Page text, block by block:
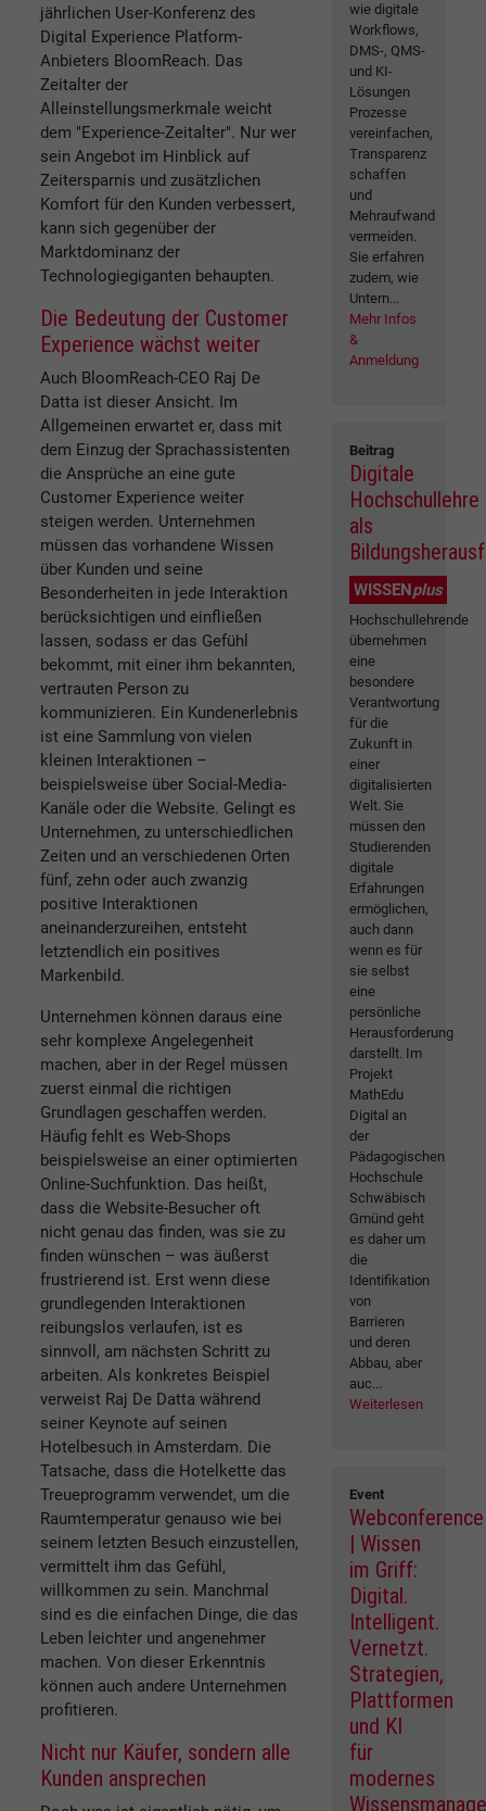
jährlichen User-Konferenz des
Digital Experience Platform-
Anbieters BloomReach. Das
Zeitalter der
Alleinstellungsmerkmale weicht
dem "Experience-Zeitalter". Nur wer
sein Angebot im Hinblick auf
Zeitersparnis und zusätzlichen
Komfort für den Kunden verbessert,
kann sich gegenüber der
Marktdominanz der
Technologiegiganten behaupten.
Die Bedeutung der Customer
Experience wächst weiter
Auch BloomReach-CEO Raj De
Datta ist dieser Ansicht. Im
Allgemeinen erwartet er, dass mit
dem Einzug der Sprachassistenten
die Ansprüche an eine gute
Customer Experience weiter
steigen werden. Unternehmen
müssen das vorhandene Wissen
über Kunden und seine
Besonderheiten in jede Interaktion
berücksichtigen und einfließen
lassen, sodass er das Gefühl
bekommt, mit einer ihm bekannten,
vertrauten Person zu
kommunizieren. Ein Kundenerlebnis
ist eine Sammlung von vielen
kleinen Interaktionen –
beispielsweise über Social-Media-
Kanäle oder die Website. Gelingt es
Unternehmen, zu unterschiedlichen
Zeiten und an verschiedenen Orten
fünf, zehn oder auch zwanzig
positive Interaktionen
aneinanderzureihen, entsteht
letztendlich ein positives
Markenbild.
Unternehmen können daraus eine
sehr komplexe Angelegenheit
machen, aber in der Regel müssen
zuerst einmal die richtigen
Grundlagen geschaffen werden.
Häufig fehlt es Web-Shops
beispielsweise an einer optimierten
Online-Suchfunktion. Das heißt,
dass die Website-Besucher oft
nicht genau das finden, was sie zu
finden wünschen – was äußerst
frustrierend ist. Erst wenn diese
grundlegenden Interaktionen
reibungslos verlaufen, ist es
sinnvoll, am nächsten Schritt zu
arbeiten. Als konkretes Beispiel
verweist Raj De Datta während
seiner Keynote auf seinen
Hotelbesuch in Amsterdam. Die
Tatsache, dass die Hotelkette das
Treueprogramm verwendet, um die
Raumtemperatur genauso wie bei
seinem letzten Besuch einzustellen,
vermittelt ihm das Gefühl,
willkommen zu sein. Manchmal
sind es die einfachen Dinge, die das
Leben leichter und angenehmer
machen. Von dieser Erkenntnis
können auch andere Unternehmen
profitieren.
Nicht nur Käufer, sondern alle
Kunden ansprechen
wie digitale
Workflows,
DMS-, QMS-
und KI-
Lösungen
Prozesse
vereinfachen,
Transparenz
schaffen
und
Mehraufwand
vermeiden.
Sie erfahren
zudem, wie
Untern...
Mehr Infos
&
Anmeldung
Beitrag
Digitale
Hochschullehre
als
WISSENplus
Hochschullehrende
übernehmen
eine
besondere
Verantwortung
für die
Zukunft in
einer
digitalisierten
Welt. Sie
müssen den
Studierenden
digitale
Erfahrungen
ermöglichen,
auch dann
wenn es für
sie selbst
eine
persönliche
Herausforderung
darstellt. Im
Projekt
MathEdu
Digital an
der
Pädagogischen
Hochschule
Schwäbisch
Gmünd geht
es daher um
die
Identifikation
von
Barrieren
und deren
Abbau, aber
auc...
Weiterlesen
Event
Webconference
| Wissen
im Griff:
Digital.
Intelligent.
Vernetzt.
Strategien,
Plattformen
und KI
für
modernes